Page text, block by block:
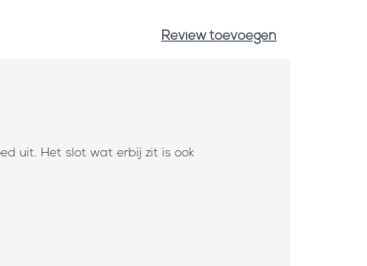
Review toevoegen
uit. Het slot wat erbij zit is ook